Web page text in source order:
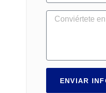
ENVIAR